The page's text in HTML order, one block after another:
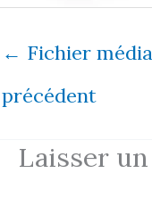
← Fichier média
précédent
Laisser